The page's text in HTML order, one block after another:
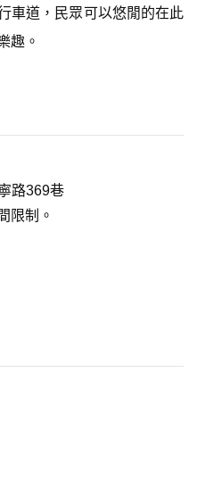
車道，民眾可以悠閒的在此
趣。
路369巷
限制。